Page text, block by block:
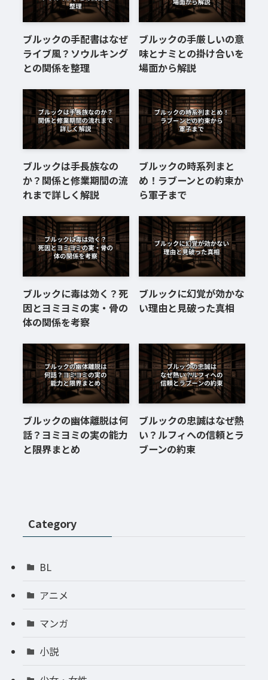
ブルックの手配書はなぜ
ライブ風？ソウルキング
との関係を整理
ブルックの手厳しいの意
味とナミとの掛け合いを
場面から解説
ブルックは手長族なの
か？関係と修業期間の流
れまで詳しく解説
ブルックの時系列まと
め！ラブーンとの約束か
ら軍子まで
ブルックに毒は効く？死
因とヨミヨミの実・骨の
体の関係を考察
ブルックに幻覚が効かな
い理由と見破った真相
ブルックの幽体離脱は何
話？ヨミヨミの実の能力
と限界まとめ
ブルックの忠誠はなぜ熱
い？ルフィへの信頼とラ
ブーンの約束
Category
BL
アニメ
マンガ
小説